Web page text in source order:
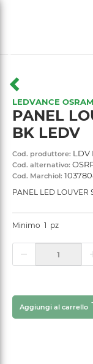
LEDVANCE OSRAM
PANEL
BK LEDV
Cod. produttore: LDV
Cod. alternativo:
Cod. Marchiol:
PANEL LED LOUVER
Minimo 1 pz
Aggiungi al carrello